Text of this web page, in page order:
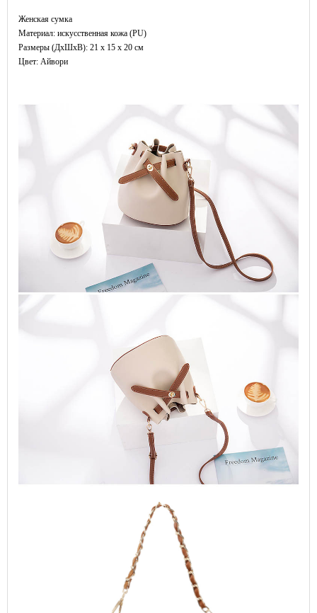
Женская сумка
Материал: искусственная кожа (PU)
Размеры (ДxШхВ): 21 x 15 x 20 см
Цвет: Айвори